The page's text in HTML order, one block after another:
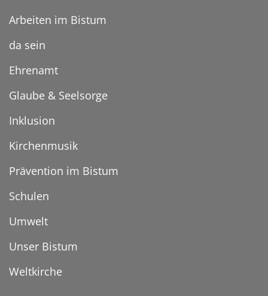
Arbeiten im Bistum
da sein
Ehrenamt
Glaube & Seelsorge
Inklusion
Kirchenmusik
Prävention im Bistum
Schulen
Umwelt
Unser Bistum
Weltkirche